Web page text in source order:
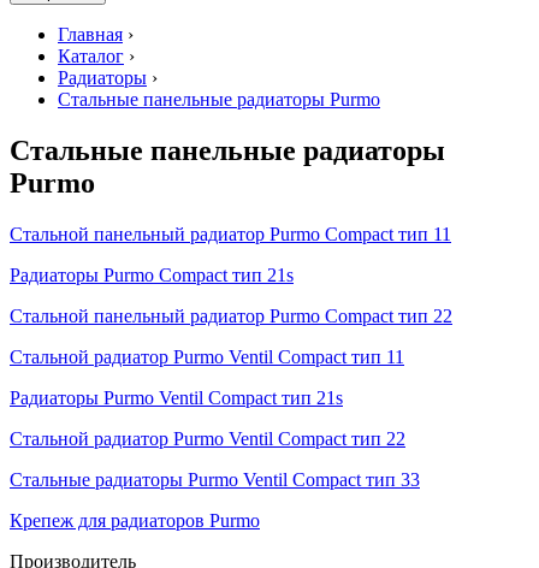
Главная ›
Каталог ›
Радиаторы ›
Стальные панельные радиаторы Purmo
Стальные панельные радиаторы
Purmo
Стальной панельный радиатор Purmo Compact тип 11
Радиаторы Purmo Compact тип 21s
Стальной панельный радиатор Purmo Compact тип 22
Стальной радиатор Purmo Ventil Compact тип 11
Радиаторы Purmo Ventil Compact тип 21s
Стальной радиатор Purmo Ventil Compact тип 22
Стальные радиаторы Purmo Ventil Compact тип 33
Крепеж для радиаторов Purmo
Производитель